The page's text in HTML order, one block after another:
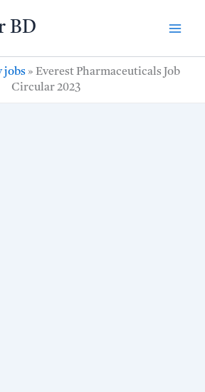
BD
jobs» Everest Pharmaceuticals Job
Circular 2023